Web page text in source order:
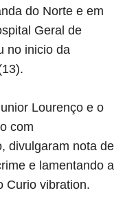
do Norte e em
Geral de
no inicio da
Lourenço e o
com
divulgaram nota de
e lamentando a
Curio vibration.